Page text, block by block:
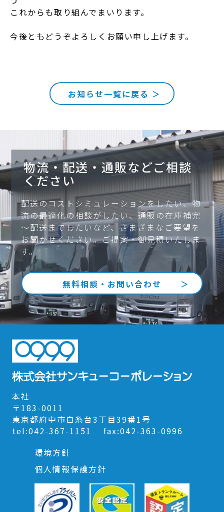
これからも取り組んでまいります。
今後ともどうぞよろしくお願い申し上げます。
お知らせ一覧に戻る
物流・配送・通販などご相談
ください
配送のコストシミュレーションをしたい、物
流の最適化の相談がしたい、通販の在庫補完
～配送までしたいなど、さまざまなご要望を
お聞かせください。ご提案・御見積いたしま
す。
無料相談・お問い合わせ
本社
〒183-0011
東京都府中市白糸台3丁目39番1号
tel:042-367-1151 fax:042-363-0996
環境方針
個人情報保護方針